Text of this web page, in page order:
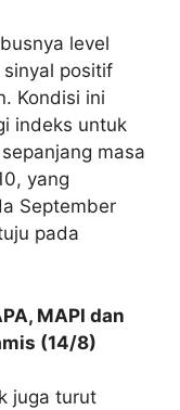
level
sinyal positif
Kondisi ini
indeks untuk
masa
yang
September
pada
MAPI dan
(14/8)
juga turut